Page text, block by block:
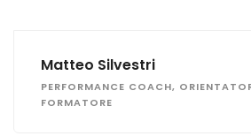
Matteo Silvestri
PERFORMANCE COACH,
FORMATORE